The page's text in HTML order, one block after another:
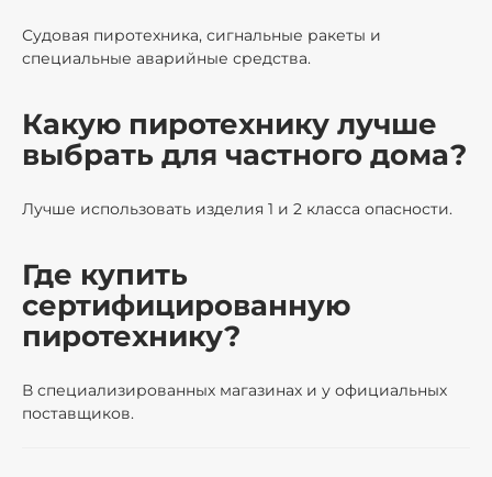
Судовая пиротехника, сигнальные ракеты и
специальные аварийные средства.
Какую пиротехнику лучше
выбрать для частного дома?
Лучше использовать изделия 1 и 2 класса опасности.
Где купить
сертифицированную
пиротехнику?
В специализированных магазинах и у официальных
поставщиков.